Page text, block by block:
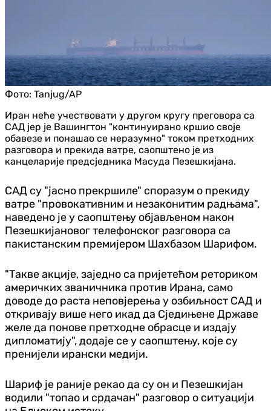
Фото: Tanjug/AP
Иран неће учествовати у другом кругу преговора са
САД јер је Вашингтон "континуирано кршио своје
обавезе и понашао се неразумно" током претходних
разговора и прекида ватре, саопштено је из
канцеларије предсједника Масуда Пезешкијана.
САД су "јасно прекршиле" споразум о прекиду
ватре "провокативним и незаконитим радњама",
наведено је у саопштењу објављеном након
Пезешкијановог телефонског разговора са
пакистанским премијером Шахбазом Шарифом.
"Такве акције, заједно са пријетећом реториком
америчких званичника против Ирана, само
доводе до раста неповјерења у озбиљност САД и
откривају више него икад да Сједињене Државе
желе да понове претходне обрасце и издају
дипломатију", додаје се у саопштењу, које су
пренијели ирански медији.
Шариф је раније рекао да су он и Пезешкијан
водили "топао и срдачан" разговор о ситуацији